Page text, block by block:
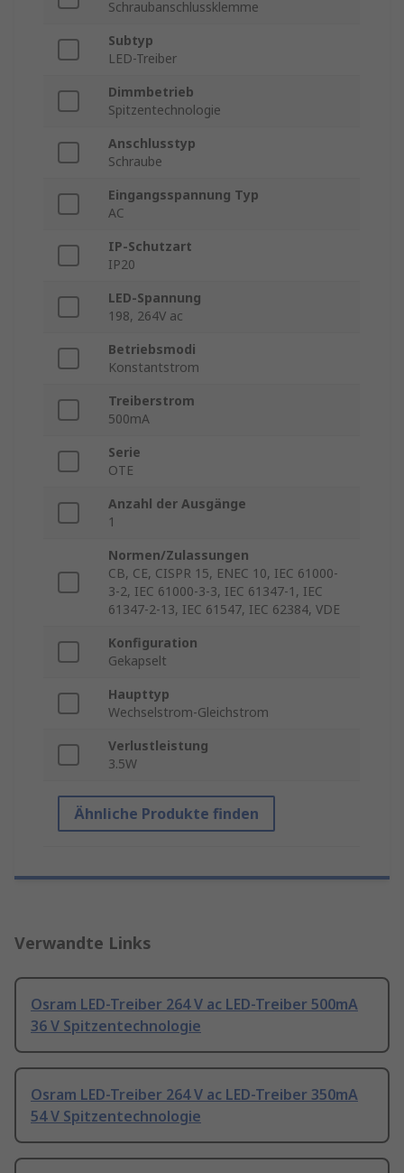
Schraubanschlussklemme
Subtyp
LED-Treiber
Dimmbetrieb
Spitzentechnologie
Anschlusstyp
Schraube
Eingangsspannung Typ
AC
IP-Schutzart
IP20
LED-Spannung
198, 264V ac
Betriebsmodi
Konstantstrom
Treiberstrom
500mA
Serie
OTE
Anzahl der Ausgänge
1
Normen/Zulassungen
CB, CE, CISPR 15, ENEC 10, IEC 61000-
3-2, IEC 61000-3-3, IEC 61347-1, IEC
61347-2-13, IEC 61547, IEC 62384, VDE
Konfiguration
Gekapselt
Haupttyp
Wechselstrom-Gleichstrom
Verlustleistung
3.5W
Ähnliche Produkte finden
Verwandte Links
Osram LED-Treiber 264 V ac LED-Treiber 500mA
36 V Spitzentechnologie
Osram LED-Treiber 264 V ac LED-Treiber 350mA
54 V Spitzentechnologie